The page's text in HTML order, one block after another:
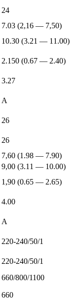
24
7.03 (2,16 — 7,50)
10.30 (3.21 — 11.00)
2.150 (0.67 — 2.40)
3.27
A
26
26
7,60 (1.98 — 7.90)
9,00 (3.11 — 10.00)
1,90 (0.65 — 2.65)
4.00
A
220-240/50/1
220-240/50/1
660/800/1100
660